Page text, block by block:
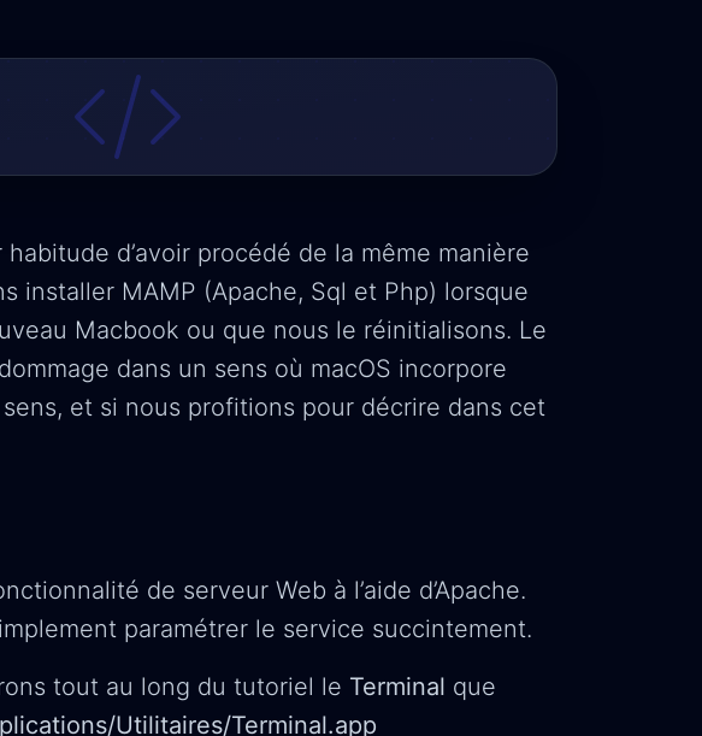
d’avoir procédé de la même manière
installer MAMP (Apache, Sql et Php) lorsque
Macbook ou que nous le réinitialisons. Le
dans un sens où macOS incorpore
et si nous profitions pour décrire dans cet
de serveur Web à l’aide d’Apache.
paramétrer le service succintement.
tout au long du tutoriel le Terminal que
Utilitaires/Terminal.app